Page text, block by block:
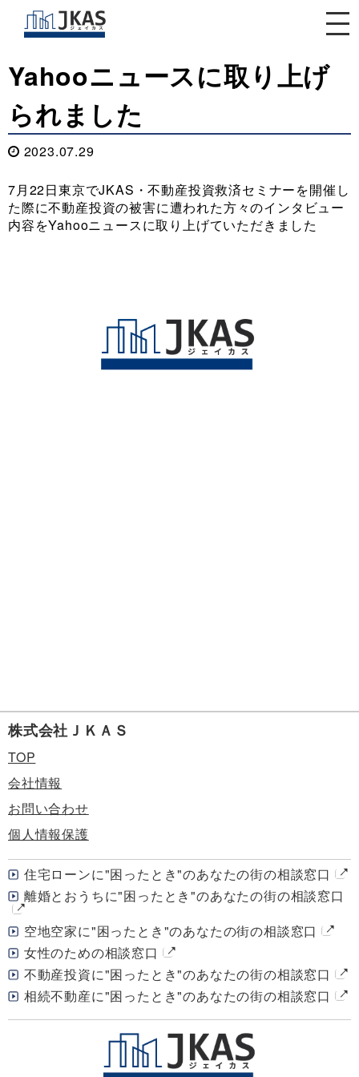
閉じる
Yahooニュースに取り上げ
られました
2023.07.29
7月22日東京でJKAS・不動産投資救済セミナーを開催し
た際に不動産投資の被害に遭われた方々のインタビュー
内容をYahooニュースに取り上げていただきました
株式会社ＪＫＡＳ
TOP
会社情報
お問い合わせ
個人情報保護
住宅ローンに"困ったとき"のあなたの街の相談窓口
離婚とおうちに"困ったとき"のあなたの街の相談窓口
空地空家に"困ったとき"のあなたの街の相談窓口
女性のための相談窓口
不動産投資に"困ったとき"のあなたの街の相談窓口
相続不動産に"困ったとき"のあなたの街の相談窓口